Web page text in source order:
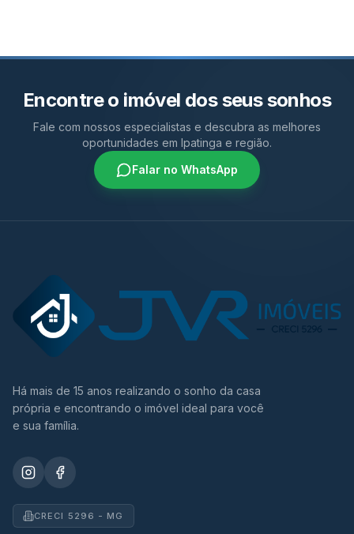
Encontre o imóvel dos seus sonhos
Fale com nossos especialistas e descubra as melhores
oportunidades em Ipatinga e região.
Falar no WhatsApp
Há mais de 15 anos realizando o sonho da casa
própria e encontrando o imóvel ideal para você
e sua família.
CRECI 5296 - MG